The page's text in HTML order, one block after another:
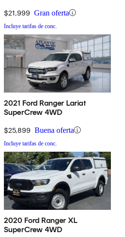
$21,999 Gran oferta
Incluye tarifas de conc.
2021 Ford Ranger Lariat
SuperCrew 4WD
$25,899 Buena oferta
Incluye tarifas de conc.
2020 Ford Ranger XL
SuperCrew 4WD